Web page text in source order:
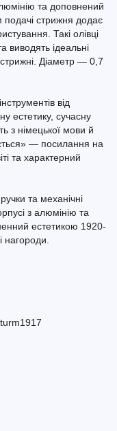
та доповнений
подачі стрижня додає
Такі олівці
виводять ідеальні
стрижні. Діаметр — 0,7
від
естетику, сучасну
з німецької мови й
— посилання на
та характерний
та механічні
з алюмінію та
естетикою 1920-
нагороди.